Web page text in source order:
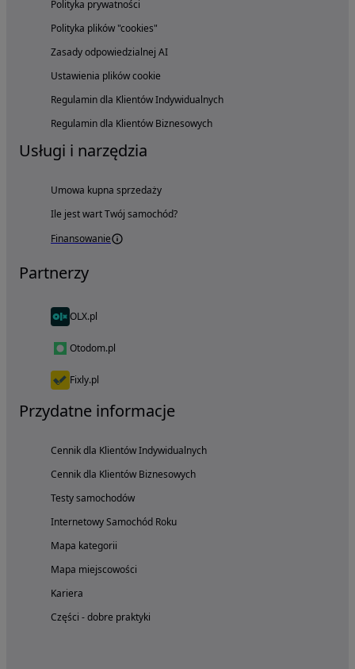
Polityka prywatności
Polityka plików "cookies"
Zasady odpowiedzialnej AI
Ustawienia plików cookie
Regulamin dla Klientów Indywidualnych
Regulamin dla Klientów Biznesowych
Usługi i narzędzia
Umowa kupna sprzedaży
Ile jest wart Twój samochód?
Finansowanie
Partnerzy
OLX.pl
Otodom.pl
Fixly.pl
Przydatne informacje
Cennik dla Klientów Indywidualnych
Cennik dla Klientów Biznesowych
Testy samochodów
Internetowy Samochód Roku
Mapa kategorii
Mapa miejscowości
Kariera
Części - dobre praktyki